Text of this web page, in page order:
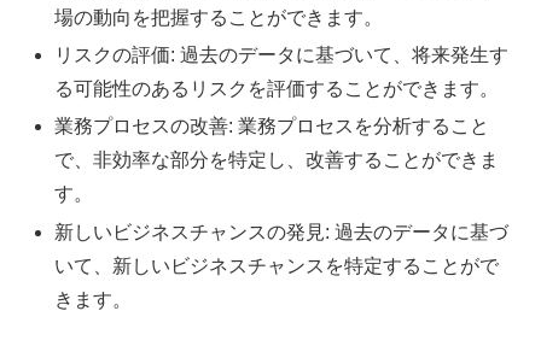
場の動向を把握することができます。
リスクの評価: 過去のデータに基づいて、将来発生す
る可能性のあるリスクを評価することができます。
業務プロセスの改善: 業務プロセスを分析すること
で、非効率な部分を特定し、改善することができま
す。
新しいビジネスチャンスの発見: 過去のデータに基づ
いて、新しいビジネスチャンスを特定することがで
きます。